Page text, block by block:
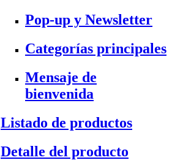
Pop-up y Newsletter
Categorías principales
Mensaje de
bienvenida
Listado de productos
Detalle del producto